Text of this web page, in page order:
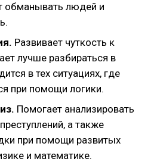
обманывать людей и
Развивает чуткость к
лучше разбираться в
в тех ситуациях, где
при помощи логики.
Помогает анализировать
а также
при помощи развитых
и математике.